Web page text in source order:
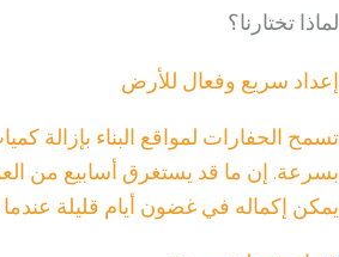
لماذا تختارنا؟
إعداد سريع وفعال للأرض
تسمح الحفارات لمواقع البناء بإزالة
بسرعة. إن ما قد يستغرق أسابيع من
يمكن إكماله في غضون أيام قليلة عندما